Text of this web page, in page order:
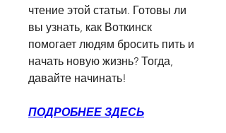
чтение этой статьи. Готовы ли
вы узнать, как Воткинск
помогает людям бросить пить и
начать новую жизнь? Тогда,
давайте начинать!
ПОДРОБНЕЕ ЗДЕСЬ